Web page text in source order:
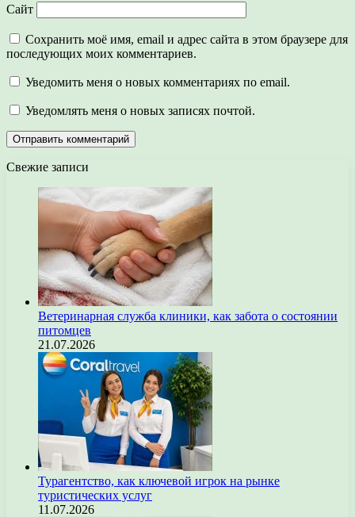
Сайт
Сохранить моё имя, email и адрес сайта в этом браузере для
последующих моих комментариев.
Уведомить меня о новых комментариях по email.
Уведомлять меня о новых записях почтой.
Свежие записи
Ветеринарная служба клиники, как забота о состоянии
питомцев
21.07.2026
Турагентство, как ключевой игрок на рынке
туристических услуг
11.07.2026